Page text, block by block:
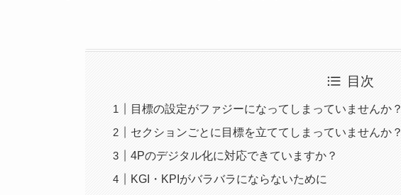
目次
目標の設定がファジーになってしまっていませんか？
セクションごとに目標を立ててしまっていませんか？
4Pのデジタル化に対応できていますか？
KGI・KPIがバラバラにならないために